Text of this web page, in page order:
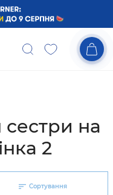
на
2
Сортування